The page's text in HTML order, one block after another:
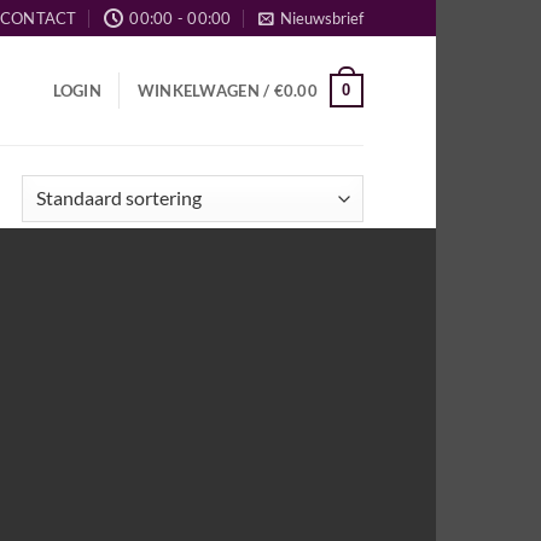
CONTACT 00:00 - 00:00 Nieuwsbrief
LOGIN WINKELWAGEN / €0.00 0